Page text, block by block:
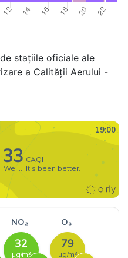
stațiile oficiale ale
a Calității Aerului -